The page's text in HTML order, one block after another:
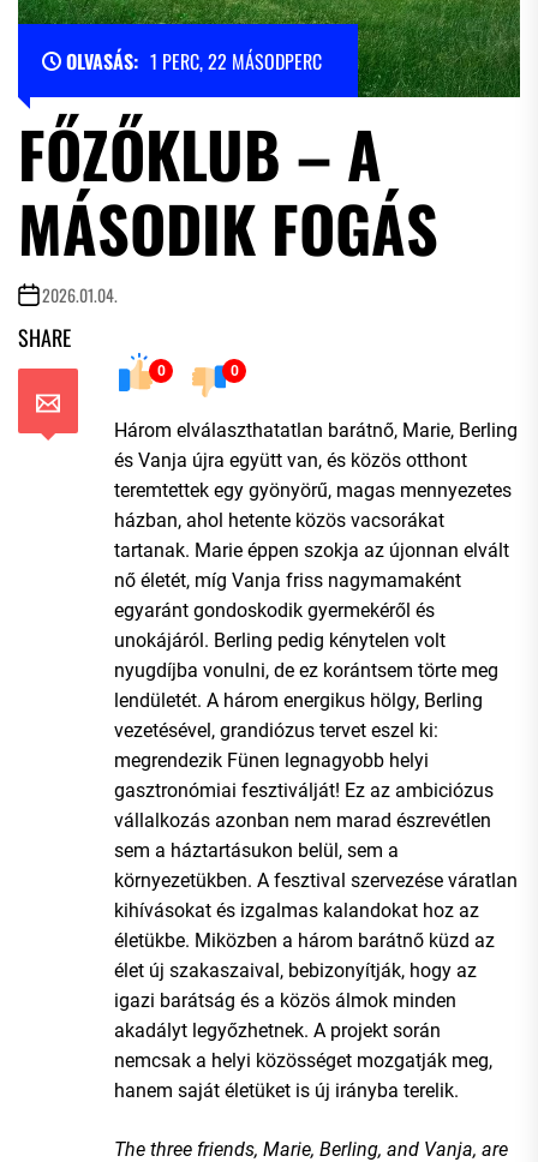
OLVASÁS: 1 PERC, 22 MÁSODPERC
FŐZŐKLUB – A
MÁSODIK FOGÁS
2026.01.04.
SHARE
0 0
Három elválaszthatatlan barátnő, Marie, Berling
és Vanja újra együtt van, és közös otthont
teremtettek egy gyönyörű, magas mennyezetes
házban, ahol hetente közös vacsorákat
tartanak. Marie éppen szokja az újonnan elvált
nő életét, míg Vanja friss nagymamaként
egyaránt gondoskodik gyermekéről és
unokájáról. Berling pedig kénytelen volt
nyugdíjba vonulni, de ez korántsem törte meg
lendületét. A három energikus hölgy, Berling
vezetésével, grandiózus tervet eszel ki:
megrendezik Fünen legnagyobb helyi
gasztronómiai fesztiválját! Ez az ambiciózus
vállalkozás azonban nem marad észrevétlen
sem a háztartásukon belül, sem a
környezetükben. A fesztival szervezése váratlan
kihívásokat és izgalmas kalandokat hoz az
életükbe. Miközben a három barátnő küzd az
élet új szakaszaival, bebizonyítják, hogy az
igazi barátság és a közös álmok minden
akadályt legyőzhetnek. A projekt során
nemcsak a helyi közösséget mozgatják meg,
hanem saját életüket is új irányba terelik.
The three friends, Marie, Berling, and Vanja, are